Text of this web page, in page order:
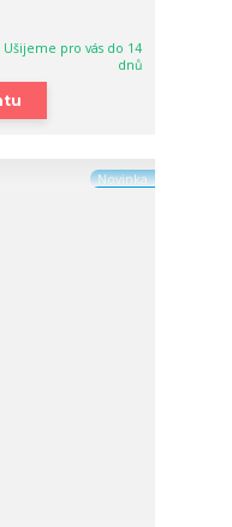
Ušijeme pro vás do 14
dnů
Novinka